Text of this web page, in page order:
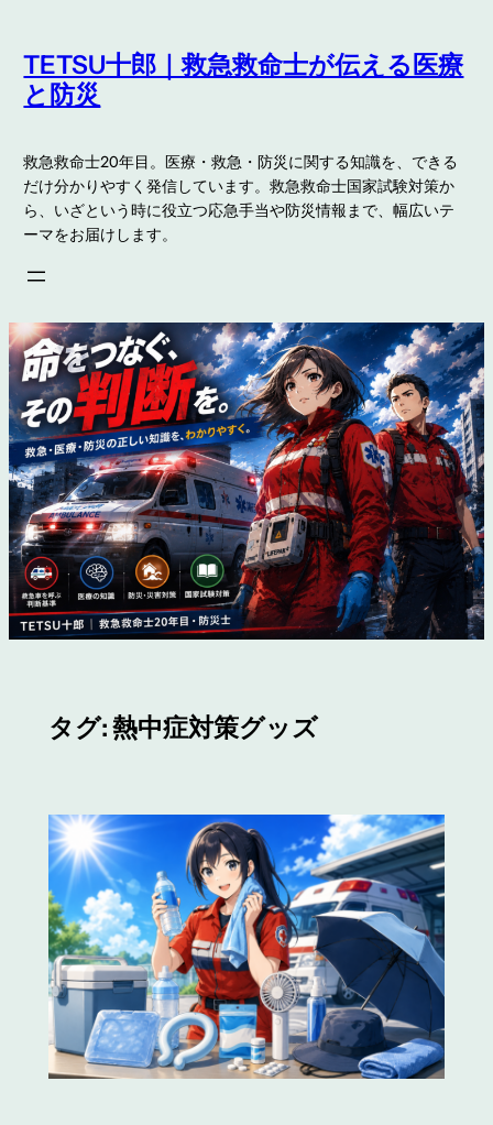
容
を
ス
ッ
プ
TETSU十郎｜救急救命士が伝える医療
と防災
救急救命士20年目。医療・救急・防災に関する知識を、できる
だけ分かりやすく発信しています。救急救命士国家試験対策か
ら、いざという時に役立つ応急手当や防災情報まで、幅広いテ
ーマをお届けします。
タグ:熱中症対策グッズ